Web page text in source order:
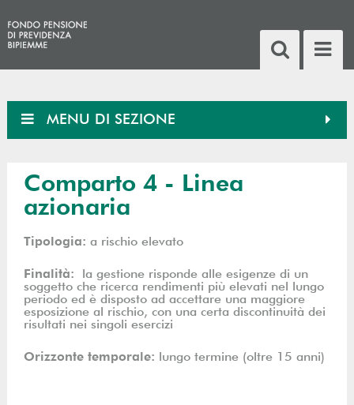
MENU DI SEZIONE
Comparto 4 - Linea
azionaria
Tipologia: a rischio elevato
Finalità: la gestione risponde alle esigenze di un
soggetto che ricerca rendimenti più elevati nel lungo
periodo ed è disposto ad accettare una maggiore
esposizione al rischio, con una certa discontinuità dei
risultati nei singoli esercizi
Orizzonte temporale: lungo termine (oltre 15 anni)